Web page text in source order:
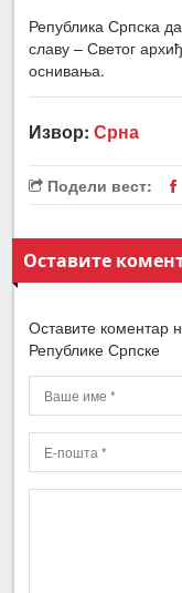
Република Српска
славу – Светог
оснивања.
Извор:Срна
Подели вест:
Оставите
Оставите коментар
Републике Српске